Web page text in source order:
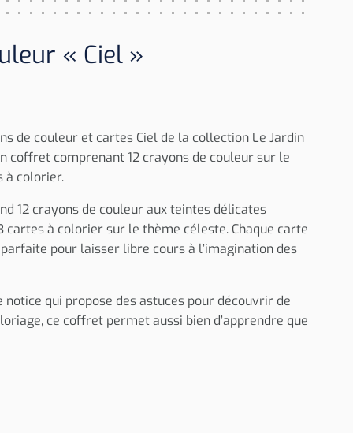
« Ciel »
de couleur et cartes Ciel de la collection Le Jardin
coffret comprenant 12 crayons de couleur sur le
à colorier.
12 crayons de couleur aux teintes délicates
cartes à colorier sur le thème céleste. Chaque carte
pour laisser libre cours à l’imagination des
qui propose des astuces pour découvrir de
ce coffret permet aussi bien d’apprendre que